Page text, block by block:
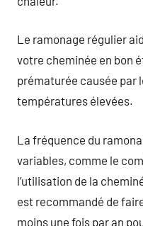
Le ramonage régulier
votre cheminée en bon
prématurée causée par
températures élevées.
La fréquence du
variables, comme le
l’utilisation de la
est recommandé de
moins une fois par an